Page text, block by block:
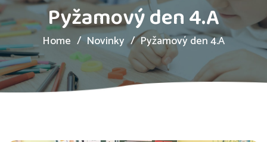
Pyžamový den 4.A
Home Novinky Pyžamový den 4.A